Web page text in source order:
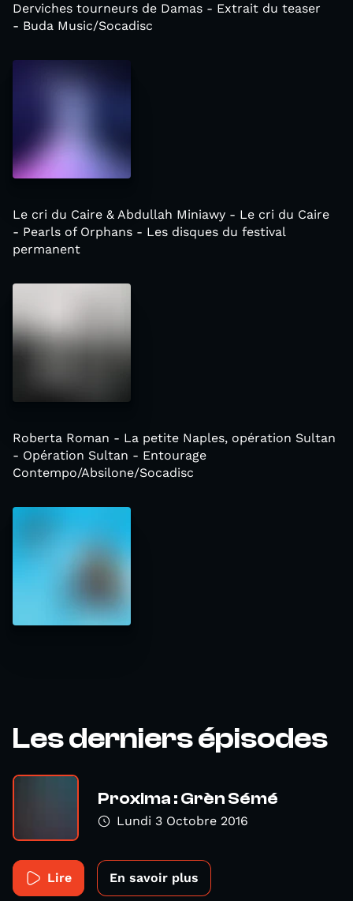
Derviches tourneurs de Damas - Extrait du teaser
- Buda Music/Socadisc
Le cri du Caire & Abdullah Miniawy - Le cri du Caire
- Pearls of Orphans - Les disques du festival
permanent
Roberta Roman - La petite Naples, opération Sultan
- Opération Sultan - Entourage
Contempo/Absilone/Socadisc
Les derniers épisodes
Proxima : Grèn Sémé
Lundi 3 Octobre 2016
Lire En savoir plus